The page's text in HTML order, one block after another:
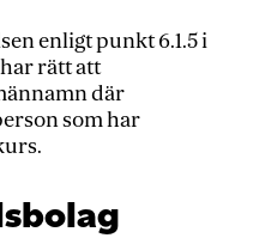
enligt punkt 6.1.5 i
rätt att
där
som har